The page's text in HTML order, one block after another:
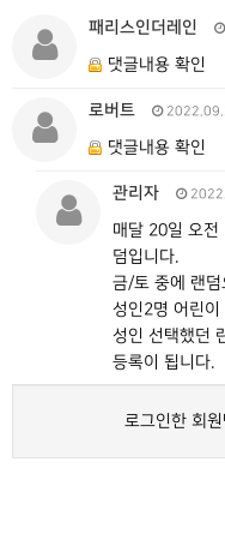
패리스인더레인
댓글내용 확인
로버트
댓글내용 확인
관리자
매달 20일 오전
덤입니다.
금/토 중에 랜
성인2명 어린
성인 선택했던
등록이 됩니다.
로그인한 회